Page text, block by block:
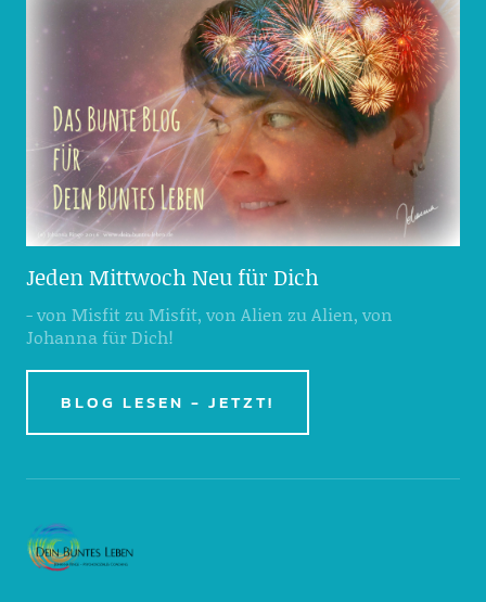
Jeden Mittwoch Neu für Dich
- von Misfit zu Misfit, von Alien zu Alien, von
Johanna für Dich!
BLOG LESEN - JETZT!